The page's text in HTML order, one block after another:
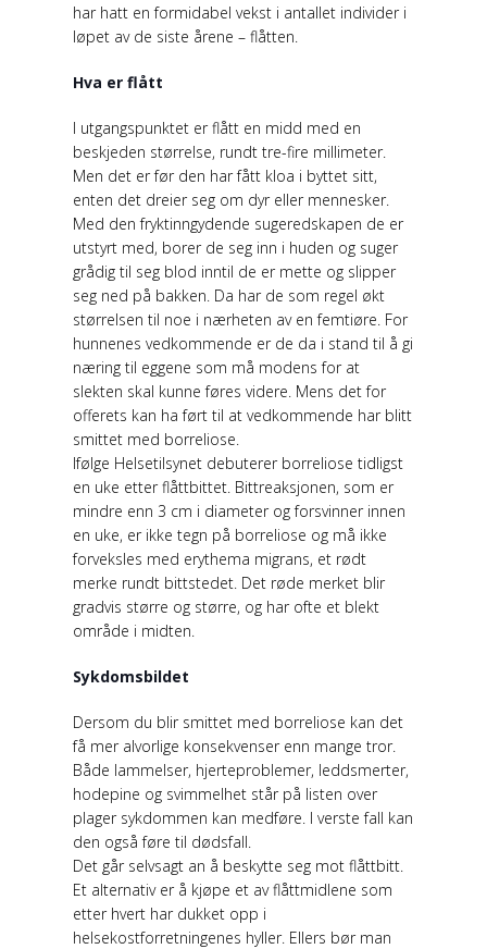
har hatt en formidabel vekst i antallet individer i
løpet av de siste årene – flåtten.
Hva er flått
I utgangspunktet er flått en midd med en
beskjeden størrelse, rundt tre-fire millimeter.
Men det er før den har fått kloa i byttet sitt,
enten det dreier seg om dyr eller mennesker.
Med den fryktinngydende sugeredskapen de er
utstyrt med, borer de seg inn i huden og suger
grådig til seg blod inntil de er mette og slipper
seg ned på bakken. Da har de som regel økt
størrelsen til noe i nærheten av en femtiøre. For
hunnenes vedkommende er de da i stand til å gi
næring til eggene som må modens for at
slekten skal kunne føres videre. Mens det for
offerets kan ha ført til at vedkommende har blitt
smittet med borreliose.
Ifølge Helsetilsynet debuterer borreliose tidligst
en uke etter flåttbittet. Bittreaksjonen, som er
mindre enn 3 cm i diameter og forsvinner innen
en uke, er ikke tegn på borreliose og må ikke
forveksles med erythema migrans, et rødt
merke rundt bittstedet. Det røde merket blir
gradvis større og større, og har ofte et blekt
område i midten.
Sykdomsbildet
Dersom du blir smittet med borreliose kan det
få mer alvorlige konsekvenser enn mange tror.
Både lammelser, hjerteproblemer, leddsmerter,
hodepine og svimmelhet står på listen over
plager sykdommen kan medføre. I verste fall kan
den også føre til dødsfall.
Det går selvsagt an å beskytte seg mot flåttbitt.
Et alternativ er å kjøpe et av flåttmidlene som
etter hvert har dukket opp i
helsekostforretningenes hyller. Ellers bør man